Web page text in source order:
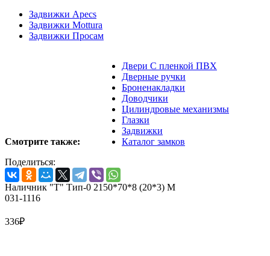
Задвижки Apecs
Задвижки Mottura
Задвижки Просам
Смотрите также:
Двери С пленкой ПВХ
Дверные ручки
Броненакладки
Доводчики
Цилиндровые механизмы
Глазки
Задвижки
Каталог замков
Поделиться:
Наличник "Т" Тип-0 2150*70*8 (20*3) M
031-1116
336₽